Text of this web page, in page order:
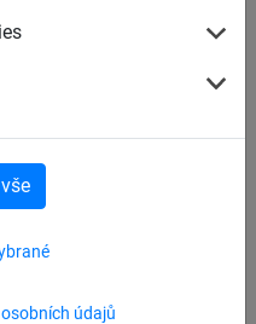
údajů